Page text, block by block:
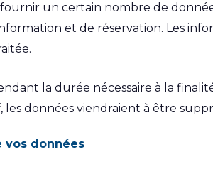
un certain nombre de
et de réservation. Les
la durée nécessaire à la
données viendraient à être
données